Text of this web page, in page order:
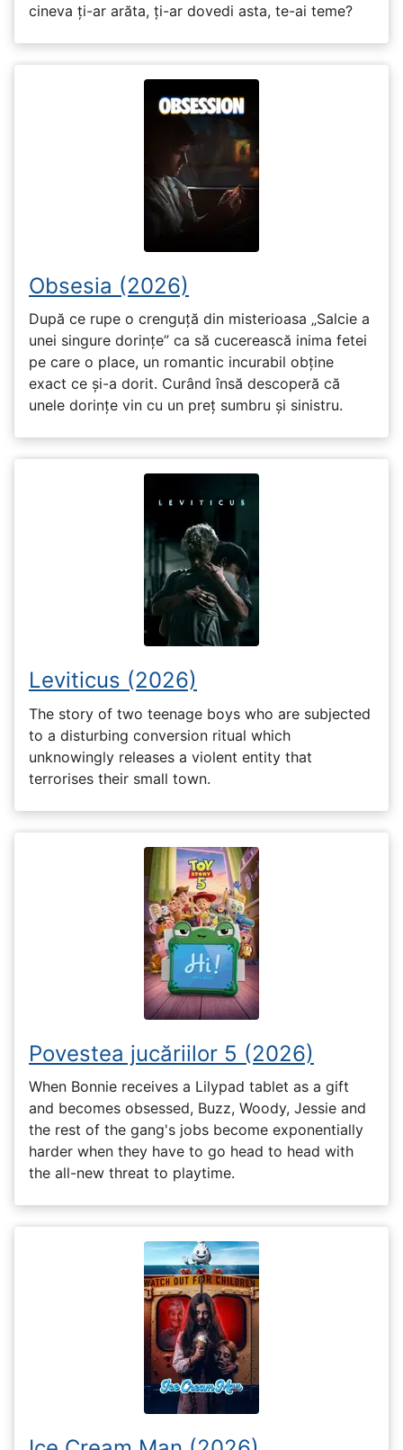
cineva ți-ar arăta, ți-ar dovedi asta, te-ai teme?
Obsesia (2026)
După ce rupe o crenguță din misterioasa „Salcie a
unei singure dorințe” ca să cucerească inima fetei
pe care o place, un romantic incurabil obține
exact ce și-a dorit. Curând însă descoperă că
unele dorințe vin cu un preț sumbru și sinistru.
Leviticus (2026)
The story of two teenage boys who are subjected
to a disturbing conversion ritual which
unknowingly releases a violent entity that
terrorises their small town.
Povestea jucăriilor 5 (2026)
When Bonnie receives a Lilypad tablet as a gift
and becomes obsessed, Buzz, Woody, Jessie and
the rest of the gang's jobs become exponentially
harder when they have to go head to head with
the all-new threat to playtime.